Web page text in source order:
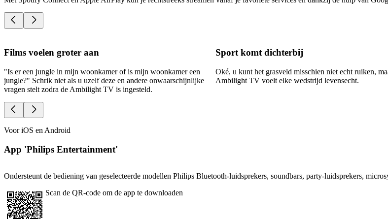
Films voelen groter aan
"Is er een jungle in mijn woonkamer of is mijn woonkamer een
jungle?" Schrik niet als u uzelf deze en andere onwaarschijnlijke
vragen stelt zodra de Ambilight TV is ingesteld.
Sport komt dichterbij
Oké, u kunt het grasveld misschien niet echt ruiken,
Ambilight TV voelt elke wedstrijd levensecht.
Voor iOS en Android
App 'Philips Entertainment'
Ondersteunt de bediening van geselecteerde modellen Philips Bluetooth-luidsprekers, soundbars, party-luidsprekers,
Scan de QR-code om de app te downloaden